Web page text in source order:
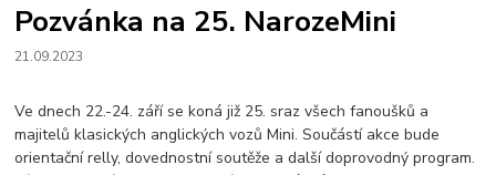
Pozvánka na 25. NarozeMini
21.09.2023
Ve dnech 22.-24. září se koná již 25. sraz všech fanoušků a
majitelů klasických anglických vozů Mini. Součástí akce bude
orientační relly, dovednostní soutěže a další doprovodný program.